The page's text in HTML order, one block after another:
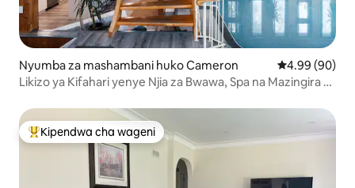
Nyumba za mashambani huko Cameron Ukadiriaji wa
4.99 (90)
Likizo ya Kifahari yenye Njia za Bwawa, Spa na Mazingira ya
Kipendwa maarufu cha wageni
Kipendwa cha wageni